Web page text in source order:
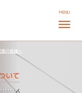
MENU
者の皆様へ
いて